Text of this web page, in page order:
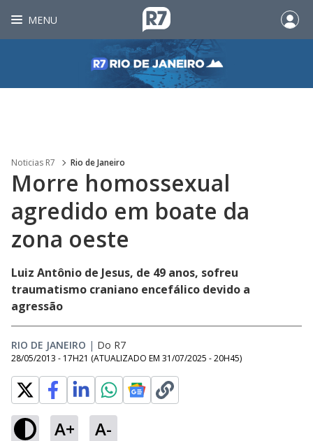
MENU
Noticias R7 Rio de Janeiro
Morre homossexual
agredido em boate da
zona oeste
Luiz Antônio de Jesus, de 49 anos, sofreu
traumatismo craniano encefálico devido a
agressão
RIO DE JANEIRO | Do R7
28/05/2013 - 17H21 (ATUALIZADO EM 31/07/2025 - 20H45)
A+ A-